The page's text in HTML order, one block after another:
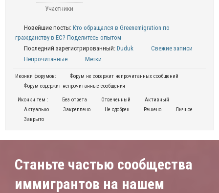
Участники
Новейшие посты: Кто обращался в Greenemigration по
гражданству в ЕС? Поделитесь опытом
Последний зарегистрированный: Duduk
Свежие записи
Непрочитанные
Метки
Иконки форумов:
Форум не содержит непрочитанных сообщений
Форум содержит непрочитанные сообщения
Иконки тем : Без ответа Отвеченный
Активный
Актуально
Закреплено Не одобрен Решено
Личное
Закрыто
Станьте частью сообщества
иммигрантов на нашем